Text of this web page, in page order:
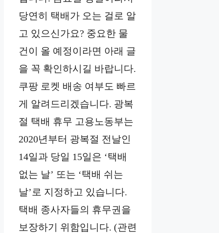
당연히 택배가 오는 걸로 알
고 있으신가요? 중요한 물
건이 올 예정이라면 아래 글
을 꼭 확인하시길 바랍니다.
쿠팡 로켓 배송 여부도 빠르
게 알려드리겠습니다. 광복
절 택배 휴무 고용노동부는
2020년부터 광복절 전날인
14일과 당일 15일은 ‘택배
없는 날’ 또는 ‘택배 쉬는
날’로 지정하고 있습니다.
택배 종사자들의 휴무권을
보장하기 위함입니다. (관련